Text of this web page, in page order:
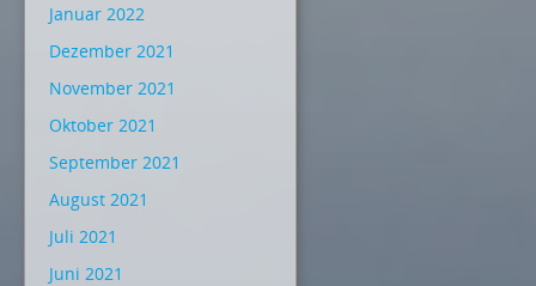
Januar 2022
Dezember 2021
November 2021
Oktober 2021
September 2021
August 2021
Juli 2021
Juni 2021